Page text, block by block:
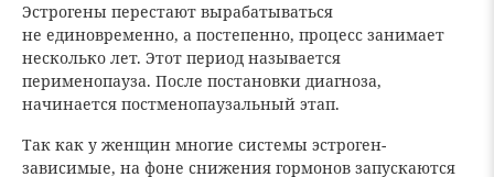
Эстрогены перестают вырабатываться
не единовременно, а постепенно, процесс занимает
несколько лет. Этот период называется
перименопауза. После постановки диагноза,
начинается постменопаузальный этап.
Так как у женщин многие системы эстроген-
зависимые, на фоне снижения гормонов запускаются